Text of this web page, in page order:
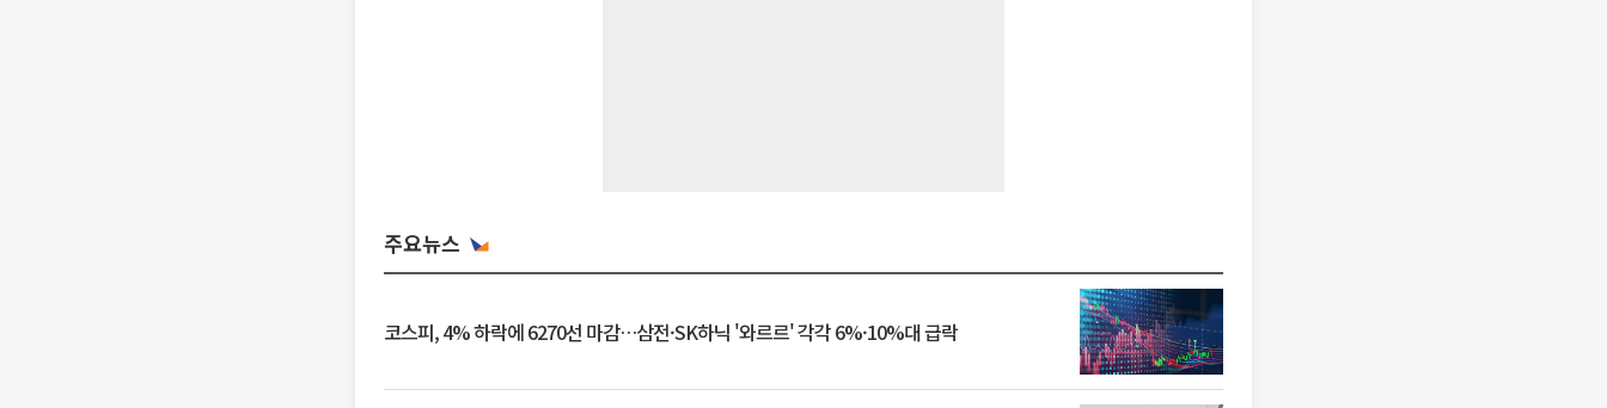
주요뉴스
코스피, 4% 하락에 6270선 마감…삼전·SK하닉 '와르르' 각각 6%·10%대 급락